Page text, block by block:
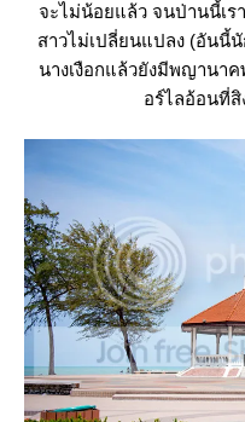
จะไม่น้อยแล้ว จนป่านนี้เร
สาวไม่เปลี่ยนแปลง (อันนี้
นางเงือกแล้วยังมีพญานา
อร์ไลอ้อนที่